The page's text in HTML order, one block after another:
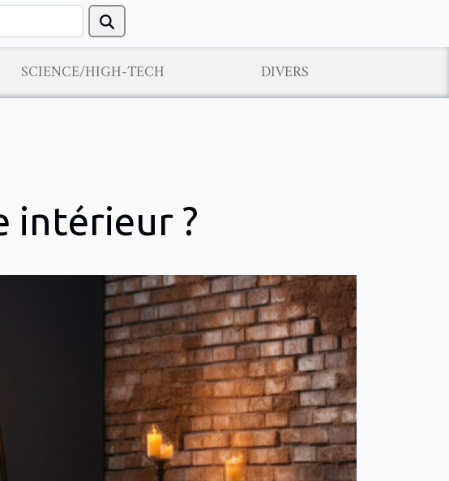
SCIENCE/HIGH-TECH DIVERS
intérieur ?